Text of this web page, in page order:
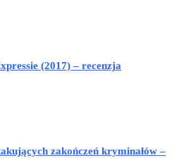
(2017) – recenzja
zakończeń kryminałów –